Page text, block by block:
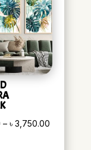
– ৳3,750.00